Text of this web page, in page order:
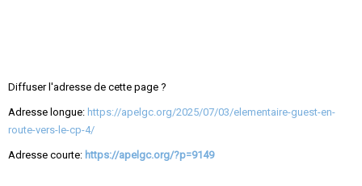
Diffuser l'adresse de cette page ?
Adresse longue: https://apelgc.org/2025/07/03/elementaire-guest-en-
route-vers-le-cp-4/
Adresse courte: https://apelgc.org/?p=9149